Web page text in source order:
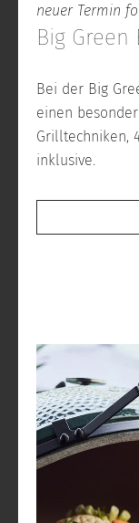
neuer Termin
Big Green
Bei der Big
einen
Grilltechniken,
inklusive.